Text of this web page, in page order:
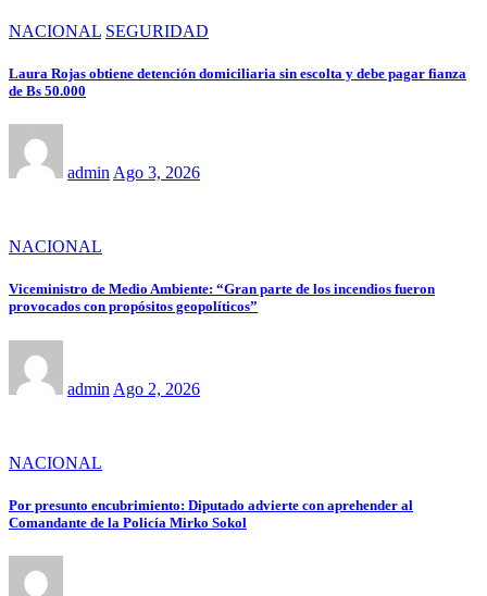
NACIONAL SEGURIDAD
Laura Rojas obtiene detención domiciliaria sin escolta y debe pagar fianza
de Bs 50.000
admin Ago 3, 2026
NACIONAL
Viceministro de Medio Ambiente: “Gran parte de los incendios fueron
provocados con propósitos geopolíticos”
admin Ago 2, 2026
NACIONAL
Por presunto encubrimiento: Diputado advierte con aprehender al
Comandante de la Policía Mirko Sokol